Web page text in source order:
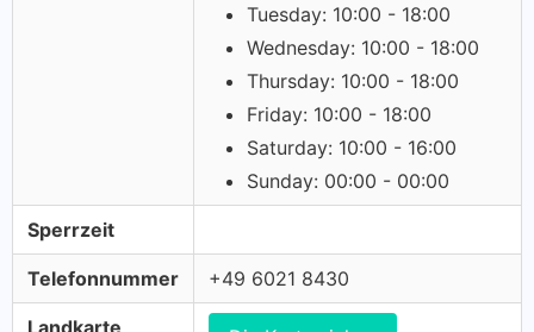
Tuesday: 10:00 - 18:00
Wednesday: 10:00 - 18:00
Thursday: 10:00 - 18:00
Friday: 10:00 - 18:00
Saturday: 10:00 - 16:00
Sunday: 00:00 - 00:00
Sperrzeit
Telefonnummer +49 6021 8430
Landkarte